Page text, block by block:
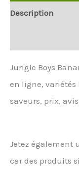
Description
Jungle Boys
en ligne, variétés
saveurs, prix,
Jetez également
car des produits